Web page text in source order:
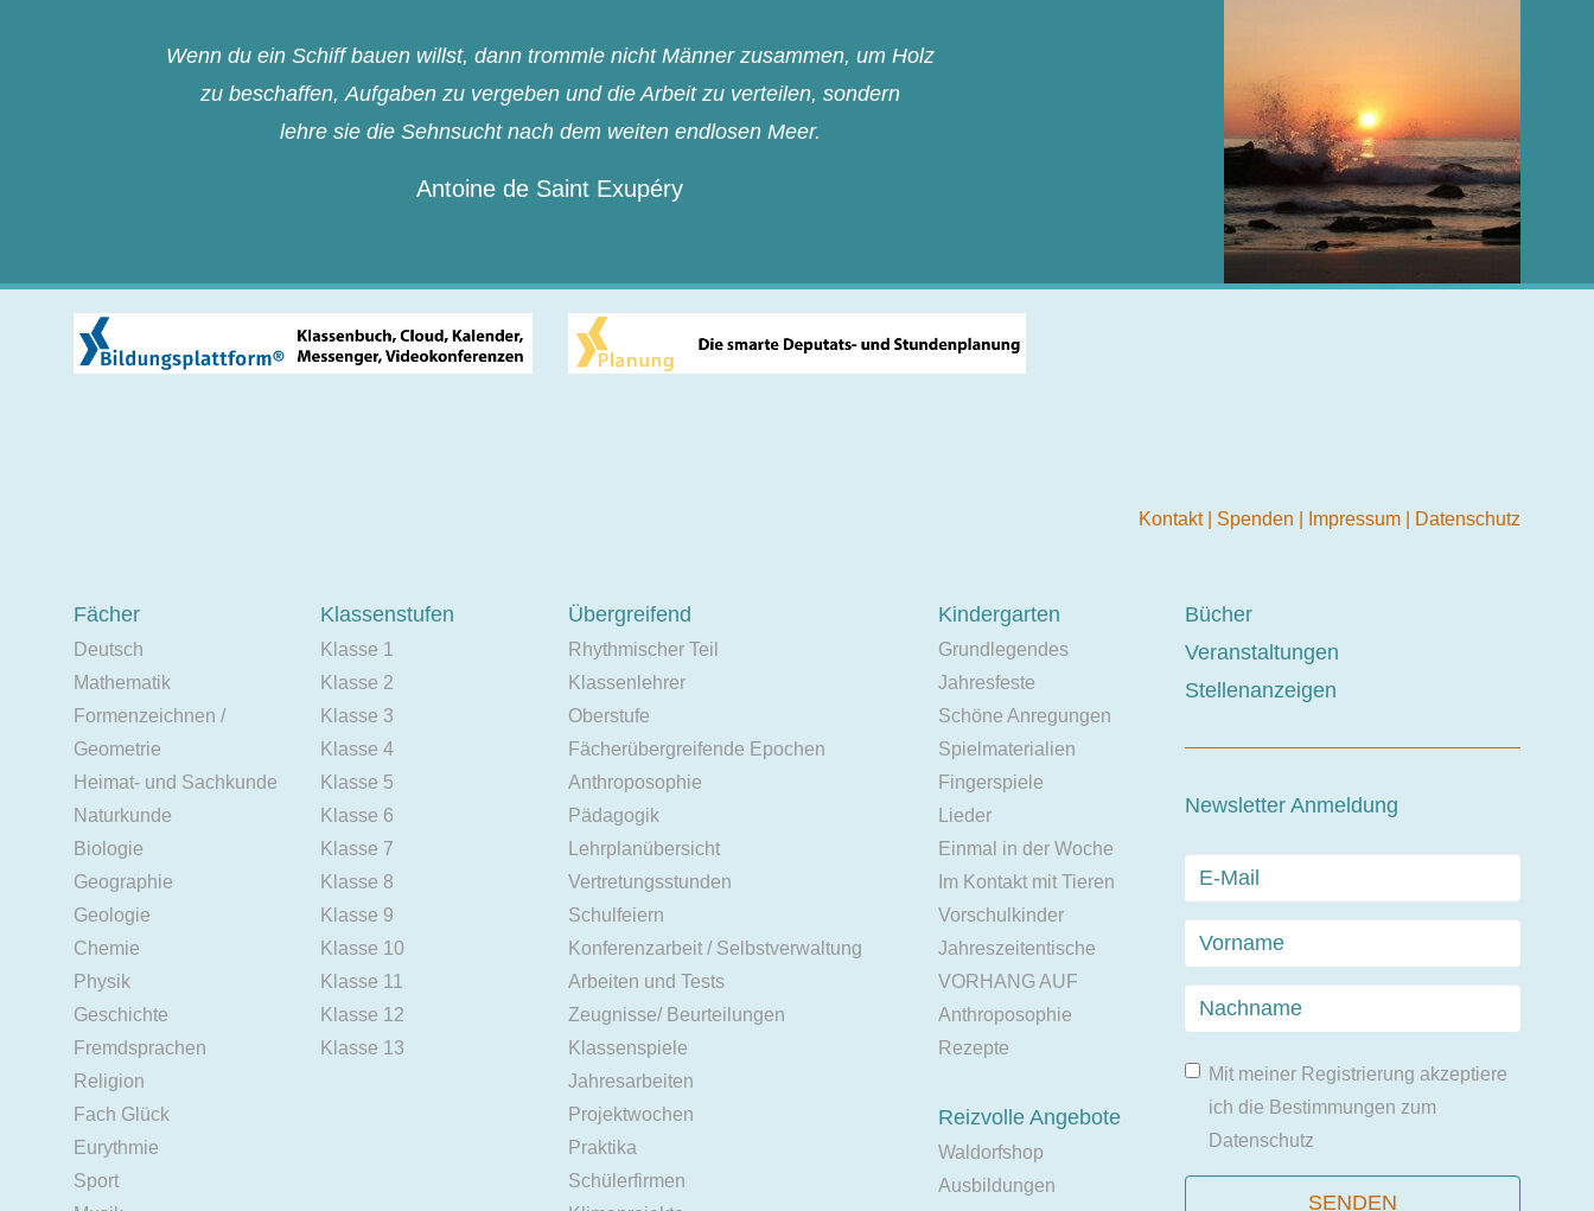
Wenn du ein Schiff bauen willst, dann trommle nicht Männer zusammen, um Holz
zu beschaffen, Aufgaben zu vergeben und die Arbeit zu verteilen, sondern
lehre sie die Sehnsucht nach dem weiten endlosen Meer.
Antoine de Saint Exupéry
Kontakt Spenden Impressum Datenschutz
Fächer
Deutsch
Mathematik
Formenzeichnen /
Geometrie
Heimat- und Sachkunde
Naturkunde
Biologie
Geographie
Geologie
Chemie
Physik
Geschichte
Fremdsprachen
Religion
Fach Glück
Eurythmie
Sport
Klassenstufen
Klasse 1
Klasse 2
Klasse 3
Klasse 4
Klasse 5
Klasse 6
Klasse 7
Klasse 8
Klasse 9
Klasse 10
Klasse 11
Klasse 12
Klasse 13
Übergreifend
Rhythmischer Teil
Klassenlehrer
Oberstufe
Fächerübergreifende Epochen
Anthroposophie
Pädagogik
Lehrplanübersicht
Vertretungsstunden
Schulfeiern
Konferenzarbeit / Selbstverwaltung
Arbeiten und Tests
Zeugnisse/ Beurteilungen
Klassenspiele
Jahresarbeiten
Projektwochen
Praktika
Schülerfirmen
Kindergarten
Grundlegendes
Jahresfeste
Schöne Anregungen
Spielmaterialien
Fingerspiele
Lieder
Einmal in der Woche
Im Kontakt mit Tieren
Vorschulkinder
Jahreszeitentische
VORHANG AUF
Anthroposophie
Rezepte
Reizvolle Angebote
Waldorfshop
Ausbildungen
Bücher
Veranstaltungen
Stellenanzeigen
Newsletter Anmeldung
Mit meiner Registrierung akzeptiere
ich die Bestimmungen zum
Datenschutz